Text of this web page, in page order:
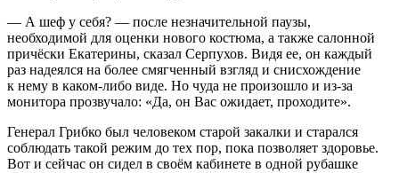
— А шеф у себя? — после незначительной паузы,
необходимой для оценки нового костюма, а также салонной
причёски Екатерины, сказал Серпухов. Видя ее, он каждый
раз надеялся на более смягченный взгляд и снисхождение
к нему в каком-либо виде. Но чуда не произошло и из-за
монитора прозвучало: «Да, он Вас ожидает, проходите».
Генерал Грибко был человеком старой закалки и старался
соблюдать такой режим до тех пор, пока позволяет здоровье.
Вот и сейчас он сидел в своём кабинете в одной рубашке